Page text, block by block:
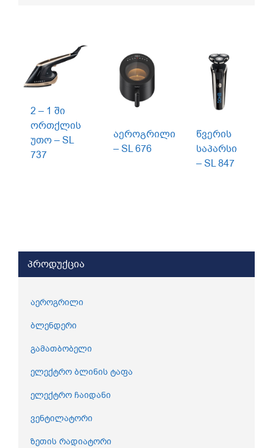
2 – 1 ში
ორთქლის
უთო – SL
737
აეროგრილი
– SL 676
წვერის
საპარსი
– SL 847
პროდუქცია
აეროგრილი
ბლენდერი
გამათბობელი
ელექტრო ბლინის ტაფა
ელექტრო ჩაიდანი
ვენტილატორი
ზეთის რადიატორი